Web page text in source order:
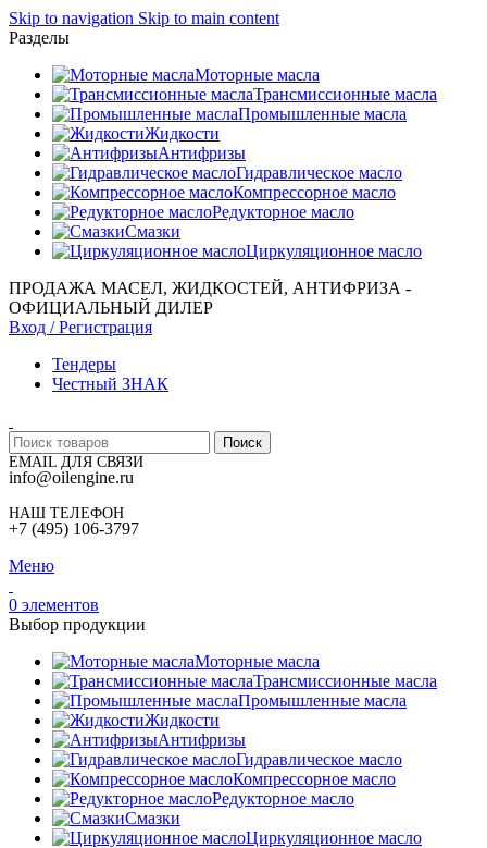
Skip to navigation Skip to main content
Разделы
Моторные масла
Трансмиссионные масла
Промышленные масла
Жидкости
Антифризы
Гидравлическое масло
Компрессорное масло
Редукторное масло
Смазки
Циркуляционное масло
ПРОДАЖА МАСЕЛ, ЖИДКОСТЕЙ, АНТИФРИЗА -
ОФИЦИАЛЬНЫЙ ДИЛЕР
Вход / Регистрация
Тендеры
Честный ЗНАК
Поиск
EMAIL ДЛЯ СВЯЗИ
info@oilengine.ru
НАШ ТЕЛЕФОН
+7 (495) 106-3797
Меню
0 элементов
Выбор продукции
Моторные масла
Трансмиссионные масла
Промышленные масла
Жидкости
Антифризы
Гидравлическое масло
Компрессорное масло
Редукторное масло
Смазки
Циркуляционное масло